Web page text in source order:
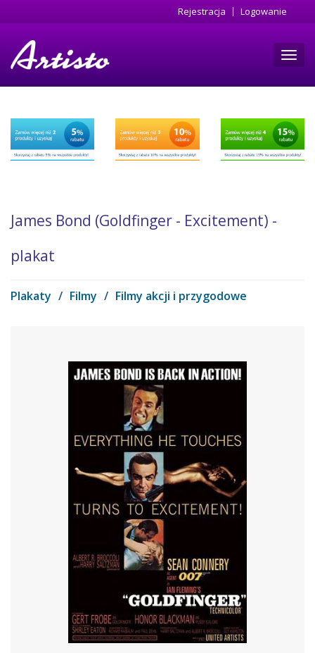
do
Rejestracja Logowanie
James Bond (Goldfinger - Excitement) -
plakat
Plakaty / Filmy / Filmy akcji i przygodowe